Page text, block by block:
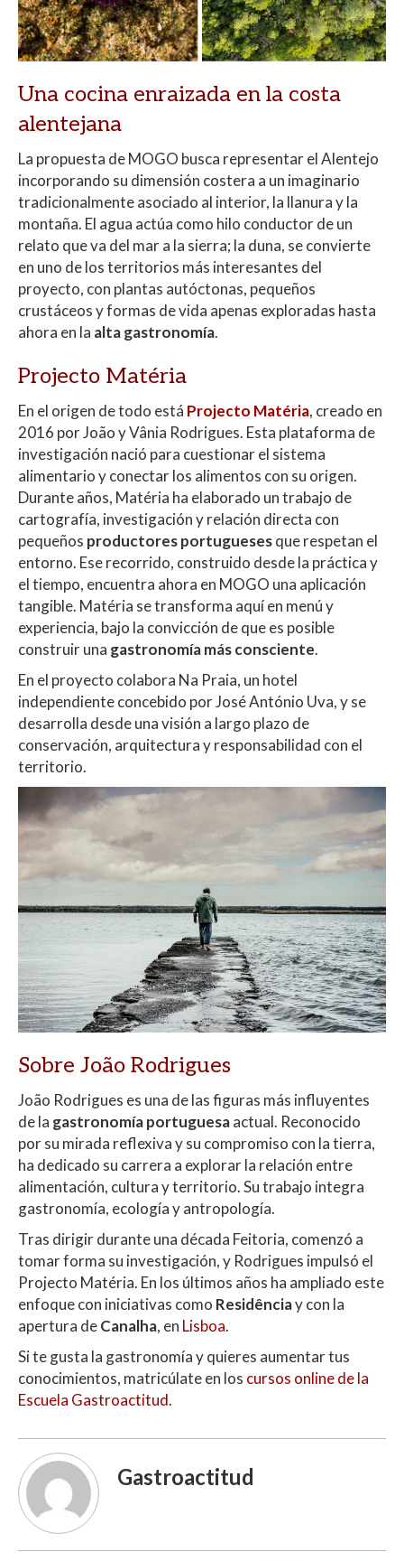
Una cocina enraizada en la costa
alentejana
La propuesta de MOGO busca representar el Alentejo
incorporando su dimensión costera a un imaginario
tradicionalmente asociado al interior, la llanura y la
montaña. El agua actúa como hilo conductor de un
relato que va del mar a la sierra; la duna, se convierte
en uno de los territorios más interesantes del
proyecto, con plantas autóctonas, pequeños
crustáceos y formas de vida apenas exploradas hasta
ahora en la alta gastronomía.
Projecto Matéria
En el origen de todo está Projecto Matéria, creado en
2016 por João y Vânia Rodrigues. Esta plataforma de
investigación nació para cuestionar el sistema
alimentario y conectar los alimentos con su origen.
Durante años, Matéria ha elaborado un trabajo de
cartografía, investigación y relación directa con
pequeños productores portuguesesque respetan el
entorno. Ese recorrido, construido desde la práctica y
el tiempo, encuentra ahora en MOGO una aplicación
tangible. Matéria se transforma aquí en menú y
experiencia, bajo la convicción de que es posible
construir una gastronomía más consciente.
En el proyecto colabora Na Praia, un hotel
independiente concebido por José António Uva, y se
desarrolla desde una visión a largo plazo de
conservación, arquitectura y responsabilidad con el
territorio.
Sobre João Rodrigues
João Rodrigues es una de las figuras más influyentes
de la gastronomía portuguesaactual. Reconocido
por su mirada reflexiva y su compromiso con la tierra,
ha dedicado su carrera a explorar la relación entre
alimentación, cultura y territorio. Su trabajo integra
gastronomía, ecología y antropología.
Tras dirigir durante una década Feitoria, comenzó a
tomar forma su investigación, y Rodrigues impulsó el
Projecto Matéria. En los últimos años ha ampliado este
enfoque con iniciativas como Residênciay con la
apertura deCanalha, en Lisboa.
Si te gusta la gastronomía y quieres aumentar tus
conocimientos, matricúlate en los cursos online de la
Escuela Gastroactitud.
Gastroactitud